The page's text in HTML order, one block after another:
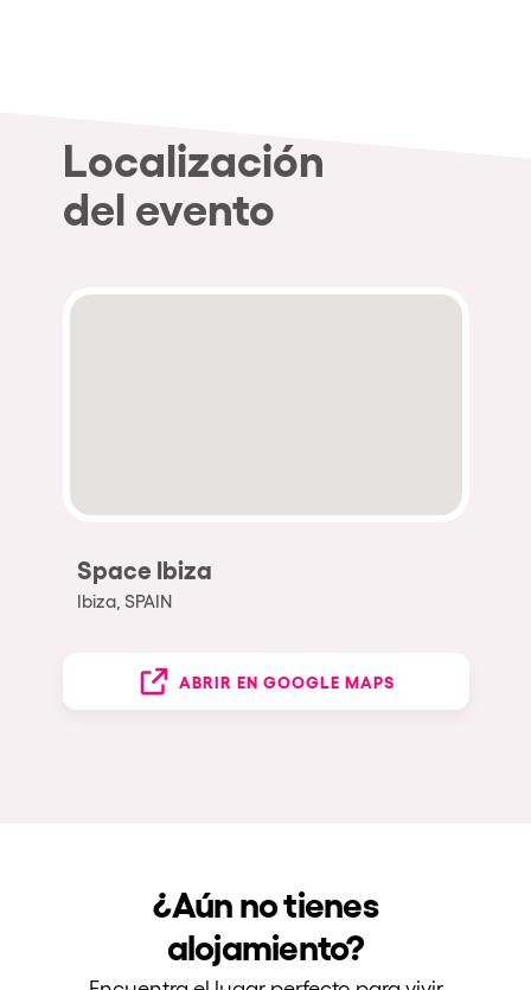
Localización
del evento
Space Ibiza
Ibiza, SPAIN
ABRIR EN GOOGLE MAPS
¿Aún no tienes
alojamiento?